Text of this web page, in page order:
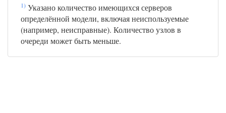
1) Указано количество имеющихся серверов
определённой модели, включая неиспользуемые
(например, неисправные). Количество узлов в
очереди может быть меньше.